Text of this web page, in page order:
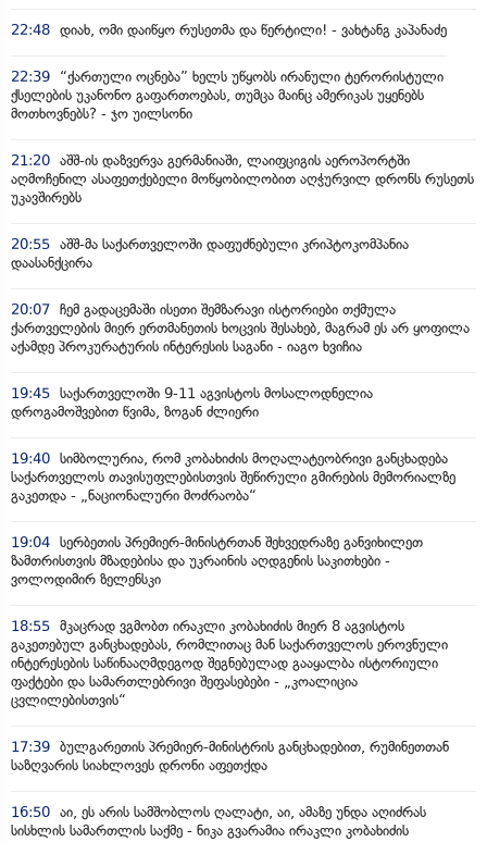
22:48 დიახ, ომი დაიწყო რუსეთმა და წერტილი! - ვახტანგ კაპანაძე
22:39
“ქართული ოცნება” ხელს უწყობს ირანული ტერორისტული
ქსელების უკანონო გაფართოებას, თუმცა მაინც ამერიკას უყენებს
მოთხოვნებს? - ჯო უილსონი
21:20 აშშ-ის დაზვერვა გერმანიაში, ლაიფციგის აეროპორტში
აღმოჩენილ ასაფეთქებელი მოწყობილობით აღჭურვილ დრონს რუსეთს
უკავშირებს
20:55 აშშ-მა საქართველოში დაფუძნებული კრიპტოკომპანია
დაასანქცირა
20:07 ჩემ გადაცემაში ისეთი შემზარავი ისტორიები თქმულა
ქართველების მიერ ერთმანეთის ხოცვის შესახებ, მაგრამ ეს არ ყოფილა
აქამდე პროკურატურის ინტერესის საგანი - იაგო ხვიჩია
19:45 საქართველოში 9-11 აგვისტოს მოსალოდნელია
დროგამოშვებით წვიმა, ზოგან ძლიერი
19:40 სიმბოლურია, რომ კობახიძის მოღალატეობრივი განცხადება
საქართველოს თავისუფლებისთვის შეწირული გმირების მემორიალზე
გაკეთდა - „ნაციონალური მოძრაობა“
19:04 სერბეთის პრემიერ-მინისტრთან შეხვედრაზე განვიხილეთ
ზამთრისთვის მზადებისა და უკრაინის აღდგენის საკითხები -
ვოლოდიმირ ზელენსკი
18:55 მკაცრად ვგმობთ ირაკლი კობახიძის მიერ 8 აგვისტოს
გაკეთებულ განცხადებას, რომლითაც მან საქართველოს ეროვნული
ინტერესების საწინააღმდეგოდ შეგნებულად გააყალბა ისტორიული
ფაქტები და სამართლებრივი შეფასებები - „კოალიცია
ცვლილებისთვის“
17:39 ბულგარეთის პრემიერ-მინისტრის განცხადებით, რუმინეთთან
საზღვარის სიახლოვეს დრონი აფეთქდა
16:50 აი, ეს არის სამშობლოს ღალატი, აი, ამაზე უნდა აღიძრას
სისხლის სამართლის საქმე - ნიკა გვარამია ირაკლი კობახიძის